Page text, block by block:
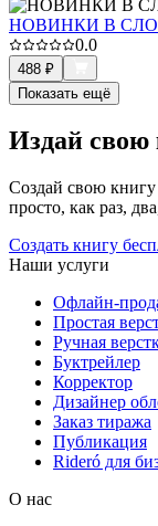
НОВИНКИ В
0.0
488 ₽
Показать ещё
Издай свою
Создай свою книгу
просто, как раз,
Создать книгу
Наши услуги
Офлайн-
Простая
Ручная
Буктрейлер
Корректор
Дизайнер
Заказ тиража
Публикация
Rideró для
О нас